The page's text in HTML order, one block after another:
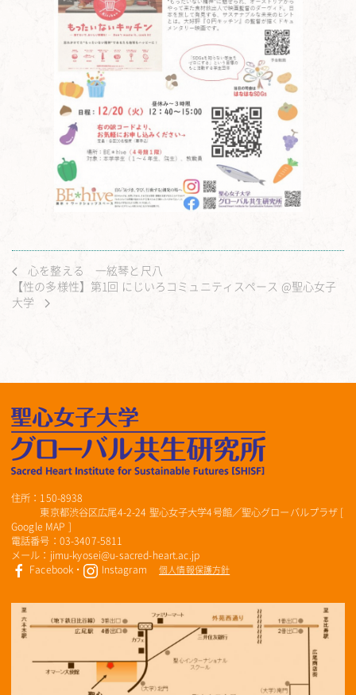
心を整える 一絃琴と尺八
【性の多様性】第1回 にじいろコミュニティスペース @聖心女子
大学
住所：150-8938
東京都渋谷区広尾4-2-24 聖心女子大学4号館／聖心グローバルプラザ [
Google MAP ]
電話番号：03-3407-5811
メール：jimu-kyosei@u-sacred-heart.ac.jp
Facebook ・ Instagram 個人情報保護方針